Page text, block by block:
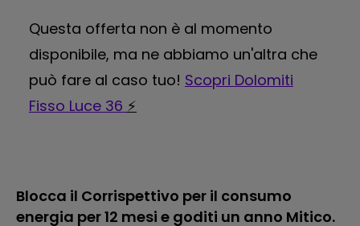
Questa offerta non è al momento
disponibile, ma ne abbiamo un'altra che
può fare al caso tuo! Scopri Dolomiti
Fisso Luce 36 ⚡
Blocca il Corrispettivo per il consumo
energia per 12 mesi e goditi un anno Mitico.